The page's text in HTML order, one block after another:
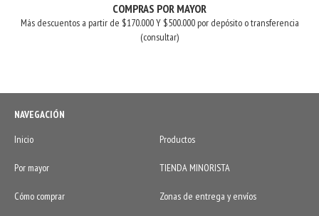
COMPRAS POR MAYOR
Más descuentos a partir de $170.000 Y $500.000 por depósito o transferencia
(consultar)
NAVEGACIÓN
Inicio
Productos
Por mayor TIENDA MINORISTA
Cómo comprar Zonas de entrega y envíos